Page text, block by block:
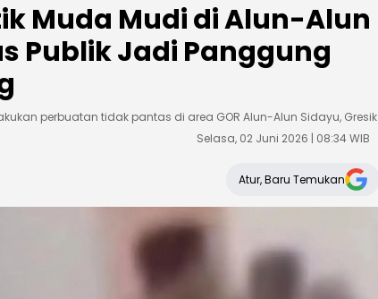
Muda Mudi di Alun-Alun
Publik Jadi Panggung
perbuatan tidak pantas di area GOR Alun-Alun Sidayu, Gresik
Selasa, 02 Juni 2026 | 08:34 WIB
Atur, Baru Temukan